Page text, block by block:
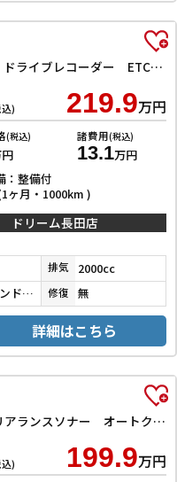
ハイウェイスター VセレクションII ドライブレコーダー ETC 全周囲カメラ ナビ TV クリアランスソナー オートクルーズコントロール パークアシスト 衝突被害軽減システム 両側電動スライドドア オートライト LEDヘッドランプ
) 219.9万円
(税込) 諸費用(税込)
13.1万円
：整備付
ヶ月・1000km )
ドリーム長田店
排気 2000cc
ダイヤモンドブラックパール 修復 無
詳細はこちら
GT ドライブレコーダー ETC クリアランスソナー オートクルーズコントロール 衝突被害軽減システム 全周囲カメラ ナビ TV アルミホイール オートライト LEDヘッドランプ サンルーフ AT
) 199.9万円